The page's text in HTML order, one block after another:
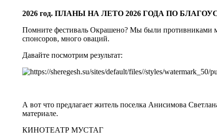
2026 год. ПЛАНЫ НА ЛЕТО 2026 ГОДА ПО
Помните фестиваль Окрашено? Мы были противниками
спонсоров, много оваций.
Давайте посмотрим результат:
А вот что предлагает житель поселка Анисимова
материале.
КИНОТЕАТР МУСТАГ